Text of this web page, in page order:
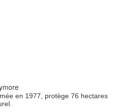
en 1977, protège 76 hectares